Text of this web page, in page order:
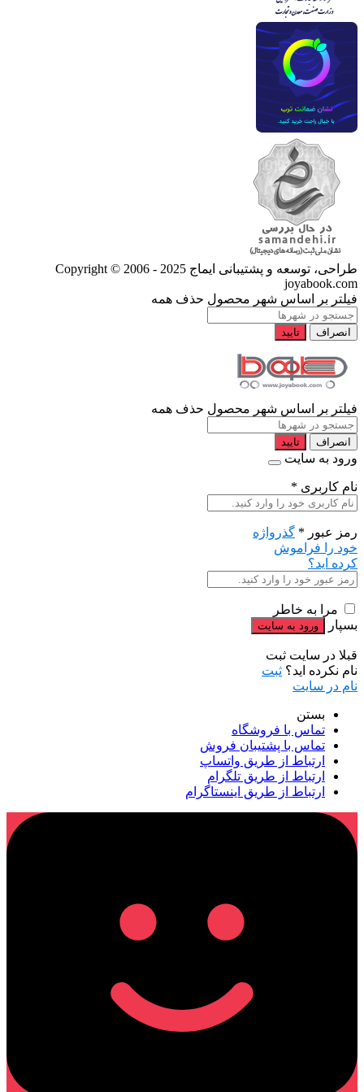
طراحی، توسعه و پشتیبانی ایماج Copyright © 2006 - 2025
joyabook.com
فیلتر بر اساس شهر محصول حذف همه
انصراف تایید
فیلتر بر اساس شهر محصول حذف همه
انصراف تایید
ورود به سایت
نام کاربری *
رمز عبور * گذرواژه
خود را فراموش
کرده اید؟
مرا به خاطر
بسپار
قبلا در سایت ثبت
نام نکرده اید؟ ثبت
نام در سایت
بستن
تماس با فروشگاه
تماس با پشتیبان فروش
ارتباط از طریق واتساپ
ارتباط از طریق تلگرام
ارتباط از طریق اینستاگرام